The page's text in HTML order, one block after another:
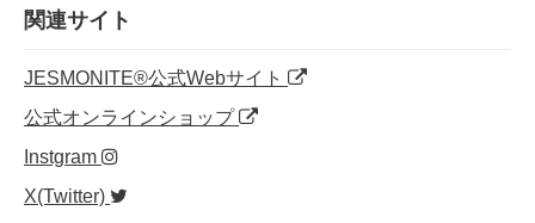
o
o
k
関連サイト
JESMONITE®公式Webサイト
公式オンラインショップ
Instgram
X(Twitter)